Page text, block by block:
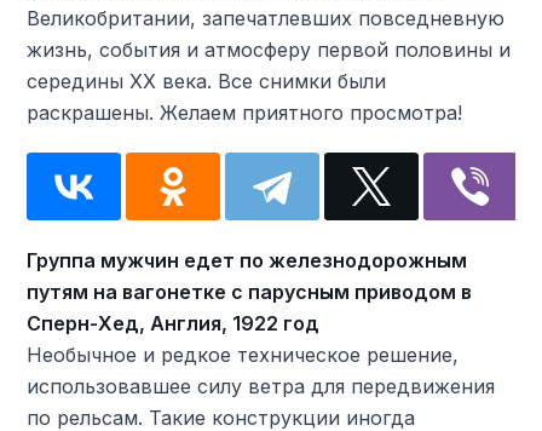
Великобритании, запечатлевших повседневную
жизнь, события и атмосферу первой половины и
середины XX века. Все снимки были
раскрашены. Желаем приятного просмотра!
Группа мужчин едет по железнодорожным
путям на вагонетке с парусным приводом в
Сперн-Хед, Англия, 1922 год
Необычное и редкое техническое решение,
использовавшее силу ветра для передвижения
по рельсам. Такие конструкции иногда